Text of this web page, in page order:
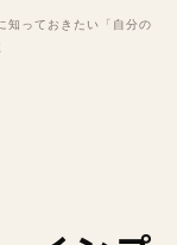
知っておきたい「自分の